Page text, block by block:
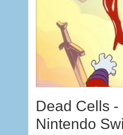
Dead Cells
Nintendo